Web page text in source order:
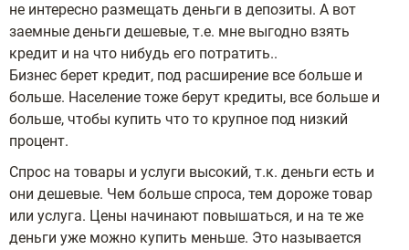
не интересно размещать деньги в депозиты. А вот
заемные деньги дешевые, т.е. мне выгодно взять
кредит и на что нибудь его потратить..
Бизнес берет кредит, под расширение все больше и
больше. Население тоже берут кредиты, все больше и
больше, чтобы купить что то крупное под низкий
процент.
Спрос на товары и услуги высокий, т.к. деньги есть и
они дешевые. Чем больше спроса, тем дороже товар
или услуга. Цены начинают повышаться, и на те же
деньги уже можно купить меньше. Это называется